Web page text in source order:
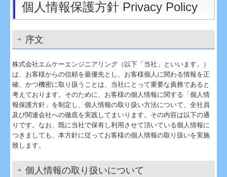
F.除水機・その他
G.その他消耗品
よくある質問
個人情報保護方針 Privacy Policy
序文
株式会社エムケーエンジニアリング（以下「当社」といいます。）
は、お客様からの信頼を最優先とし、お客様個人に関わる情報を正
確、かつ機密に取り扱うことは、当社にとって重要な責務であると
考えております。そのために、お客様の個人情報に関する「個人情
報保護方針」を制定し、個人情報の取り扱い方法について、全社員
及び関連会社への徹底を実践してまいります。その内容は以下の通
りです。なお、既に当社で保有し利用させて頂いている個人情報に
つきましても、本方針に従ってお客様の個人情報の取り扱いを実施
致します。
個人情報の取り扱いについて